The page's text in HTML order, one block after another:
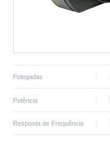
Polegadas
Potência
Resposta de Frequência